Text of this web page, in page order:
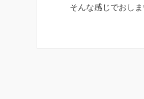
そんな感じでおしま